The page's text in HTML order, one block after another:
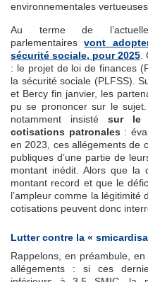
environnementales vertueuses.
Au terme de
parlementairesvont
sécurité sociale, pour 2025
: le projet de loi de finances
la sécurité sociale (PLFSS).
et Bercy fin janvier, les
pu se prononcer sur le
notamment insisté sur le
cotisations patronales :
en 2023, ces allégements de
publiques d’une partie de
montant inédit. Alors que la
montant record et que le
l’ampleur comme la légitimité
cotisations peuvent donc
Lutter contre la «
Rappelons, en préambule,
allégements : si ces